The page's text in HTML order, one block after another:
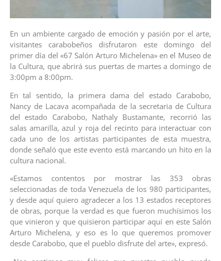
En un ambiente cargado de emoción y pasión por el arte,
visitantes carabobeños disfrutaron este domingo del
primer día del «67 Salón Arturo Michelena» en el Museo de
la Cultura, que abrirá sus puertas de martes a domingo de
3:00pm a 8:00pm.
En tal sentido, la primera dama del estado Carabobo,
Nancy de Lacava acompañada de la secretaria de Cultura
del estado Carabobo, Nathaly Bustamante, recorrió las
salas amarilla, azul y roja del recinto para interactuar con
cada uno de los artistas participantes de esta muestra,
donde señaló que este evento está marcando un hito en la
cultura nacional.
«Estamos contentos por mostrar las 353 obras
seleccionadas de toda Venezuela de los 980 participantes,
y desde aquí quiero agradecer a los 13 estados receptores
de obras, porque la verdad es que fueron muchísimos los
que vinieron y que quisieron participar aquí en este Salón
Arturo Michelena, y eso es lo que queremos promover
desde Carabobo, que el pueblo disfrute del arte», expresó.